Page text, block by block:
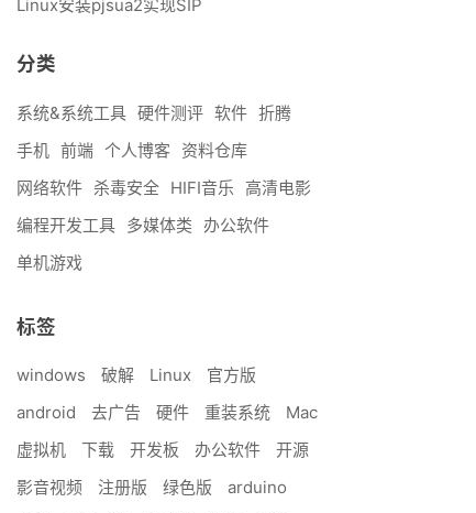
Linux安装pjsua2实现SIP
分类
系统&系统工具 硬件测评 软件 折腾
手机 前端 个人博客 资料仓库
网络软件 杀毒安全 HIFI音乐
高清电影
编程开发工具 多媒体类
办公软件
单机游戏
标签
windows 破解 Linux
官方版
android
去广告 硬件 重装系统
Mac
虚拟机
下载 开发板 办公软件
开源
影音视频
注册版 绿色版
arduino